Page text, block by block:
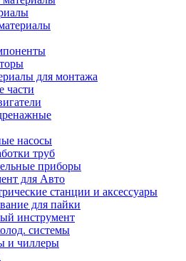
для монтажа
части
насосы
труб
приборы
для Авто
станции и аксессуары
для пайки
инструмент
системы
и чиллеры